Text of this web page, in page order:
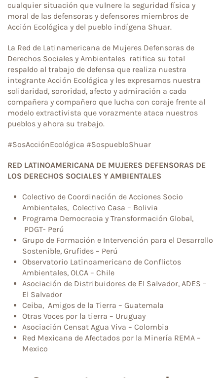
cualquier situación que vulnere la seguridad física y
moral de las defensoras y defensores miembros de
Acción Ecológica y del pueblo indígena Shuar.
La Red de Latinamericana de Mujeres Defensoras de
Derechos Sociales y Ambientales ratifica su total
respaldo al trabajo de defensa que realiza nuestra
integrante Acción Ecológica y les expresamos nuestra
solidaridad, sororidad, afecto y admiración a cada
compañera y compañero que lucha con coraje frente al
modelo extractivista que vorazmente ataca nuestros
pueblos y ahora su trabajo.
#SosAcciónEcológica #SospuebloShuar
RED LATINOAMERICANA DE MUJERES DEFENSORAS DE
LOS DERECHOS SOCIALES Y AMBIENTALES
Colectivo de Coordinación de Acciones Socio
Ambientales, Colectivo Casa – Bolivia
Programa Democracia y Transformación Global,
PDGT- Perú
Grupo de Formación e Intervención para el Desarrollo
Sostenible, Grufides – Perú
Observatorio Latinoamericano de Conflictos
Ambientales, OLCA – Chile
Asociación de Distribuidores de El Salvador, ADES –
El Salvador
Ceiba, Amigos de la Tierra – Guatemala
Otras Voces por la tierra – Uruguay
Asociación Censat Agua Viva – Colombia
Red Mexicana de Afectados por la Minería REMA –
Mexico